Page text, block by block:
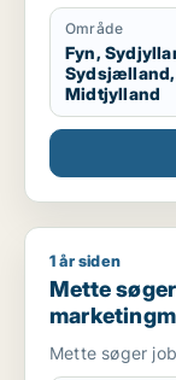
Område
Fyn,
Sydsjælland,
Midtjylland
Mette søger
1 år siden
Mette
Mette søger